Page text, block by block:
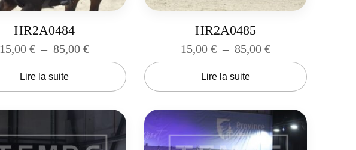
HR2A0484
15,00€ – 85,00€
Lire la suite
HR2A0485
15,00 € – 85,00 €
Lire la suite